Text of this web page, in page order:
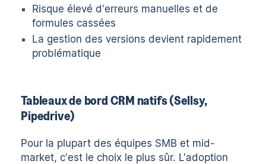
Risque élevé d'erreurs manuelles et de
formules cassées
La gestion des versions devient rapidement
problématique
Tableaux de bord CRM natifs (Sellsy,
Pipedrive)
Pour la plupart des équipes SMB et mid-
market, c'est le choix le plus sûr. L'adoption